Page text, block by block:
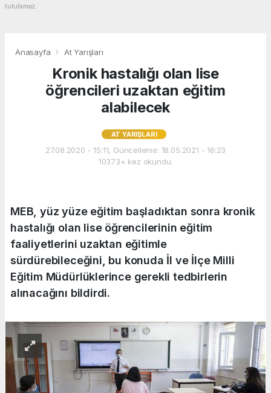
tutulamaz.
Anasayfa At Yarışları
Kronik hastalığı olan lise
öğrencileri uzaktan eğitim
alabilecek
AT YARIŞLARI
27.08.2020 - 15:11, Güncelleme: 18.05.2021 - 16:23
10373+ kez okundu.
MEB, yüz yüze eğitim başladıktan sonra kronik
hastalığı olan lise öğrencilerinin eğitim
faaliyetlerini uzaktan eğitimle
sürdürebileceğini, bu konuda İl ve İlçe Milli
Eğitim Müdürlüklerince gerekli tedbirlerin
alınacağını bildirdi.